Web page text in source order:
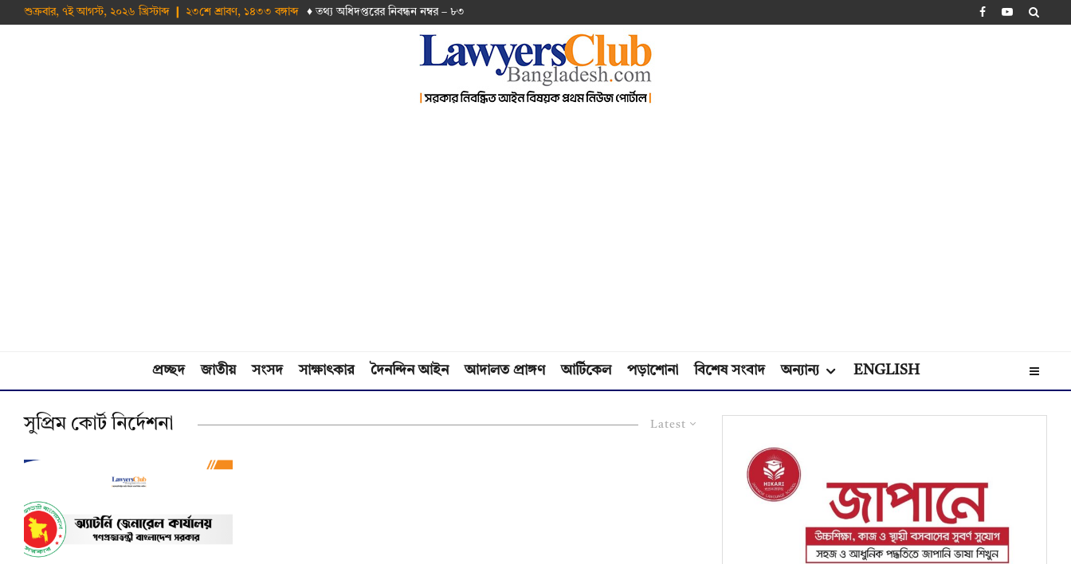
শুক্রবার, ৭ই আগস্ট, ২০২৬ খ্রিস্টাব্দ ❙ ২৩শে শ্রাবণ, ১৪৩৩ বঙ্গাব্দ ♦ তথ‌্য অ‌ধিদপ্ত‌রের নিবন্ধন নম্বর – ৮৩
প্রচ্ছদ জাতীয় সংসদ সাক্ষাৎকার দৈনন্দিন আইন আদালত প্রাঙ্গণ আর্টিকেল পড়াশোনা বিশেষ সংবাদ অন্যান্য ENGLISH
Latest
সুপ্রিম কোর্ট নির্দেশনা